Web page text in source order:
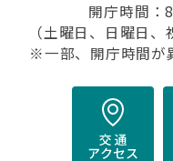
開庁時間：
（土曜日、日曜日
※一部、開庁時間が